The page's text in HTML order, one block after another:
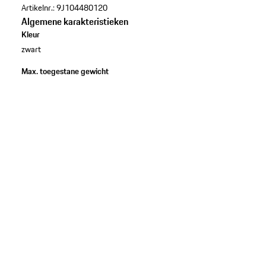
Artikelnr.:9J104480120
Algemene karakteristieken
Kleur
zwart
Max. toegestane gewicht